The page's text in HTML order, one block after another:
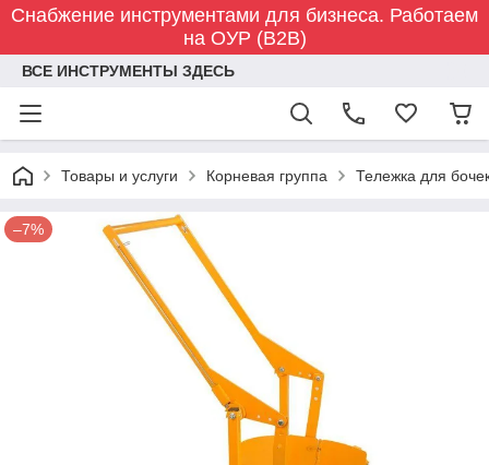
Снабжение инструментами для бизнеса. Работаем
на ОУР (B2B)
ВСЕ ИНСТРУМЕНТЫ ЗДЕСЬ
Товары и услуги Корневая группа Тележка для
–7%